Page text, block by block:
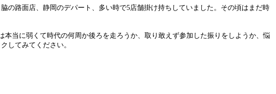
の路面店、静岡のデパート、多い時で5店舗掛け持ちしていました。その頃はまだ時
当に弱くて時代の何周か後ろを走ろうか、取り敢えず参加した振りをしようか、悩
してみてください。